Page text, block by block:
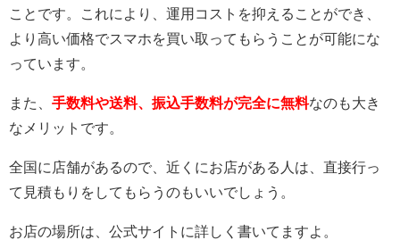
ことです。これにより、運用コストを抑えることができ、
より高い価格でスマホを買い取ってもらうことが可能にな
っています。
また、 手数料や送料、振込手数料が完全に無料なのも大き
なメリットです。
全国に店舗があるので、近くにお店がある人は、直接行っ
て見積もりをしてもらうのもいいでしょう。
お店の場所は、公式サイトに詳しく書いてますよ。